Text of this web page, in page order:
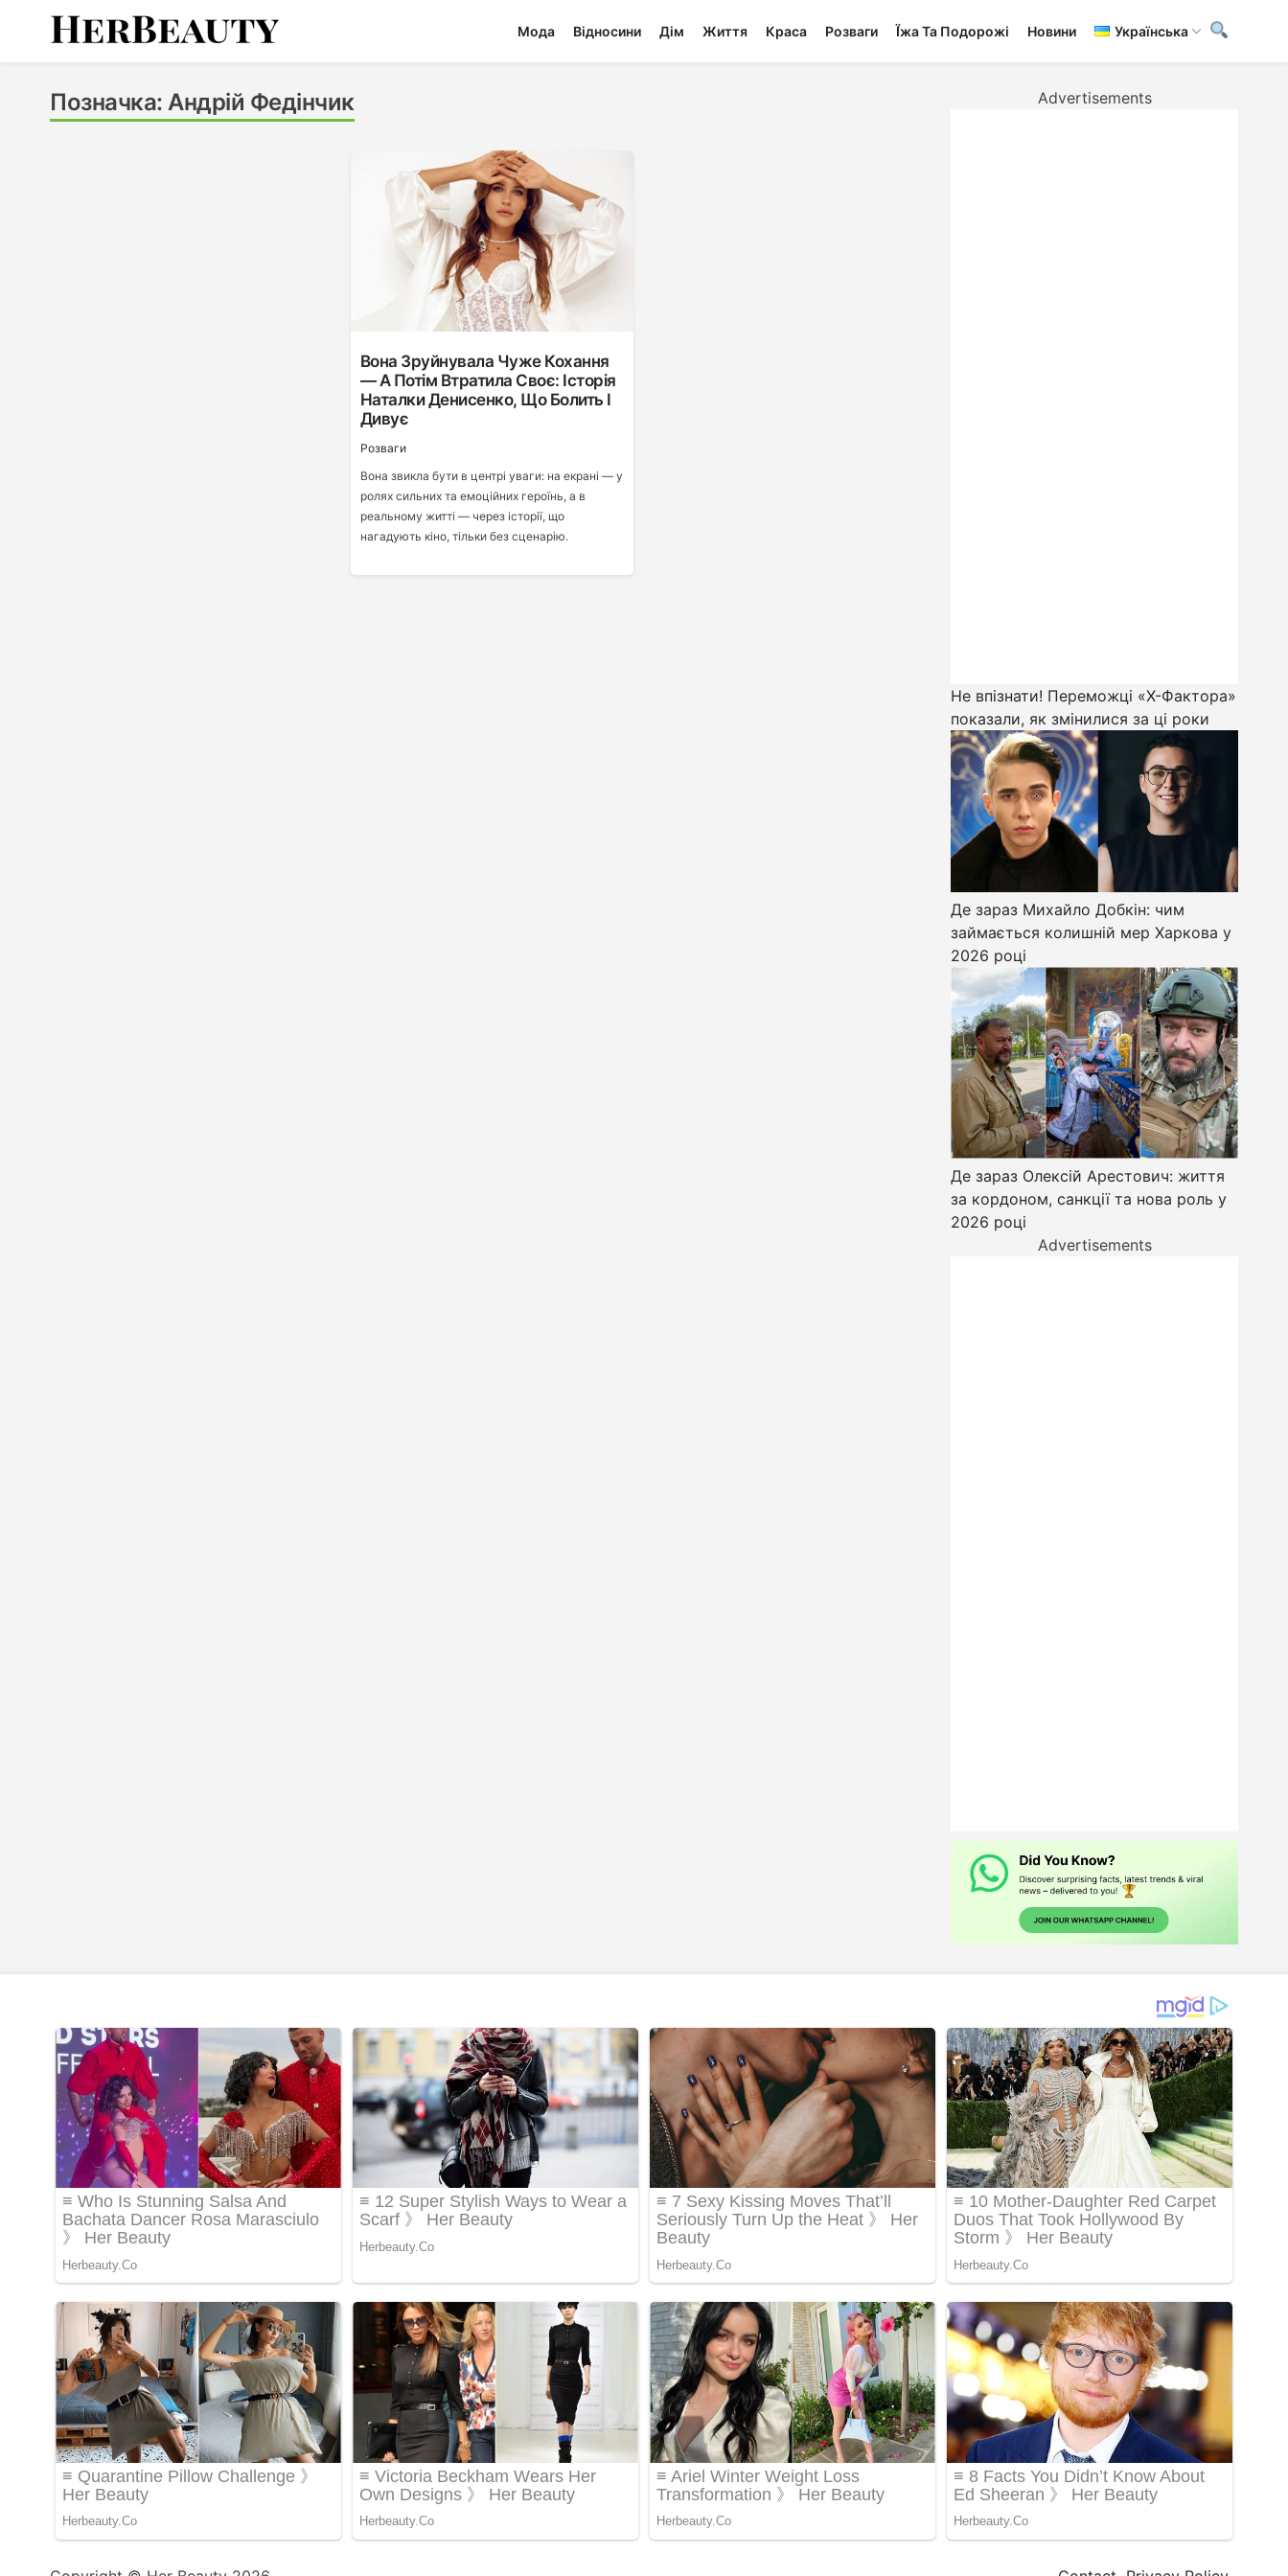
Мода Відносини Дім Життя Краса Розваги Ї́жа Та Подорожі Новини Українська
Позначка: Андрій Федінчик
Вона Зруйнувала Чуже Кохання
— А Потім Втратила Своє: Історія
Наталки Денисенко, Що Болить І
Дивує
Розваги
Вона звикла бути в центрі уваги: на екрані — у
ролях сильних та емоційних героїнь, а в
реальному житті — через історії, що
нагадують кіно, тільки без сценарію.
Advertisements
Не впізнати! Переможці «Х-Фактора»
показали, як змінилися за ці роки
Де зараз Михайло Добкін: чим
займається колишній мер Харкова у
2026 році
Де зараз Олексій Арестович: життя
за кордоном, санкції та нова роль у
2026 році
Advertisements